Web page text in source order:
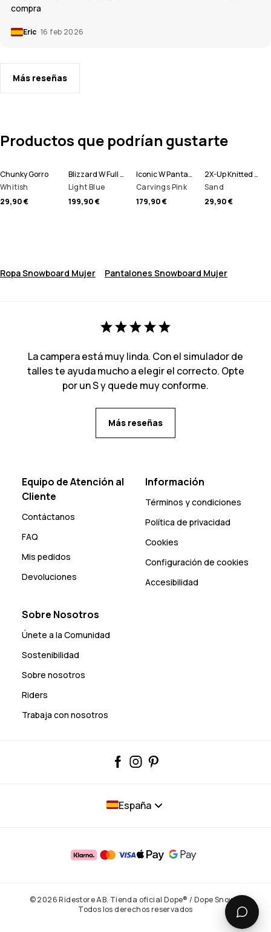
compra
Eric 16 feb 2026
Más reseñas
Productos que podrían gustarte
Chunky Gorro
Whitish
29,90 €
Blizzard W Full Zip Chaqueta Snowboard Mujer
Light Blue
199,90 €
Iconic W Pantalones Snowboard Mujer
Carvings Pink
179,90 €
2X-Up Knitted Pasamontañas
Sand
29,90 €
Ropa Snowboard Mujer Pantalones Snowboard Mujer
La campera está muy linda. Con el simulador de
talles te ayuda mucho a elegir el correcto. Opte
por un S y quede muy conforme.
Más reseñas
Equipo de Atención al
Cliente
Contáctanos
FAQ
Mis pedidos
Devoluciones
Información
Términos y condiciones
Política de privacidad
Cookies
Configuración de cookies
Accesibilidad
Sobre Nosotros
Únete a la Comunidad
Sostenibilidad
Sobre nosotros
Riders
Trabaja con nosotros
España
© 2026 Ridestore AB. Tienda oficial Dope® / Dope Snow®.
Todos los derechos reservados